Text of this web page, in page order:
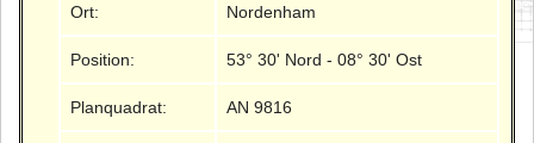
Ort: Nordenham
Position: 53° 30' Nord - 08° 30' Ost
Planquadrat: AN 9816